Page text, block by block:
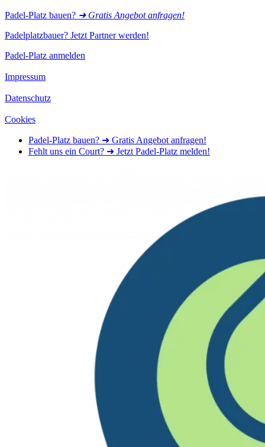
Padel-Platz bauen? ➜ Gratis Angebot anfragen!
Padelplatzbauer? Jetzt Partner werden!
Padel-Platz anmelden
Impressum
Datenschutz
Cookies
Padel-Platz bauen? ➜ Gratis Angebot anfragen!
Fehlt uns ein Court? ➜ Jetzt Padel-Platz melden!